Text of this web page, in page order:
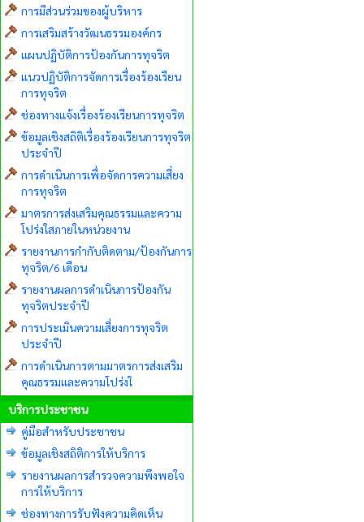
การมีส่วนร่วมของผู้บริหาร
การเสริมสร้างวัฒนธรรมองค์กร
แผนปฏิบัติการป้องกันการทุจริต
แนวปฏิบัติการจัดการเรื่องร้องเรียน
การทุจริต
ช่องทางแจ้งเรื่องร้องเรียนการทุจริต
ข้อมูลเชิงสถิติเรื่องร้องเรียนการทุจริต
ประจำปี
การดำเนินการเพื่อจัดการความเสี่ยง
การทุจริต
มาตรการส่งเสริมคุณธรรมและความ
โปร่งใสภายในหน่วยงาน
รายงานการกำกับติดตาม/ป้องกันการ
ทุจริต/6 เดือน
รายงานผลการดำเนินการป้องกัน
ทุจริตประจำปี
การประเมินความเสี่ยงการทุจริต
ประจำปี
การดำเนินการตามมาตรการส่งเสริม
คุณธรรมและความโปร่งใ
บริการประชาชน
คู่มือสำหรับประชาชน
ข้อมูลเชิงสถิติการให้บริการ
รายงานผลการสำรวจความพึงพอใจ
การให้บริการ
ช่องทางการรับฟังความคิดเห็น